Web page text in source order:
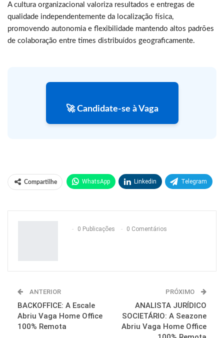
A cultura organizacional valoriza resultados e entregas de
qualidade independentemente da localização física,
promovendo autonomia e flexibilidade mantendo altos padrões
de colaboração entre times distribuídos geograficamente.
🚀 Candidate-se à Vaga
Compartilhe WhatsApp Linkedin Telegram
0 Publicações
0 Comentários
ANTERIOR
BACKOFFICE: A Escale
Abriu Vaga Home Office
100% Remota
PRÓXIMO
ANALISTA JURÍDICO
SOCIETÁRIO: A Seazone
Abriu Vaga Home Office